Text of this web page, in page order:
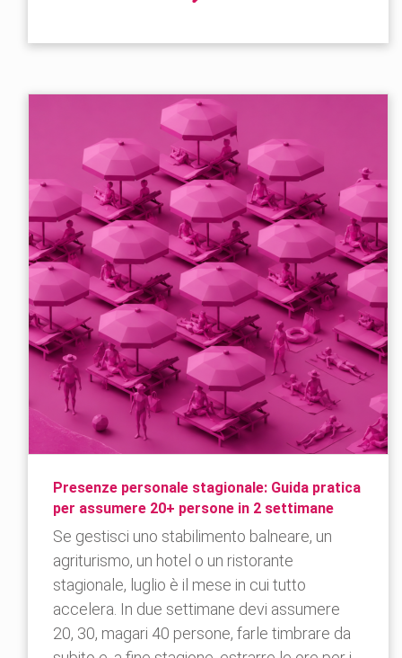
Presenze personale stagionale: Guida pratica
per assumere 20+ persone in 2 settimane
Se gestisci uno stabilimento balneare, un
agriturismo, un hotel o un ristorante
stagionale, luglio è il mese in cui tutto
accelera. In due settimane devi assumere
20, 30, magari 40 persone, farle timbrare da